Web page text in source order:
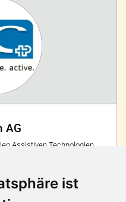
ist
AG
Assistiven Technologien
Selbstbestimmung und
Beitrag für die Inklusion